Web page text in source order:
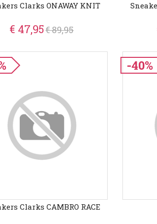
Clarks ONAWAY KNIT
€ 47,95€ 89,95
Clarks CAMBRO RACE
-40%